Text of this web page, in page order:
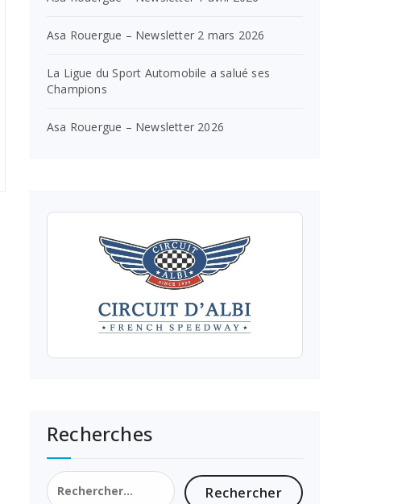
Asa Rouergue – Newsletter 2 mars 2026
La Ligue du Sport Automobile a salué ses
Champions
Asa Rouergue – Newsletter 2026
Recherches
Rechercher :